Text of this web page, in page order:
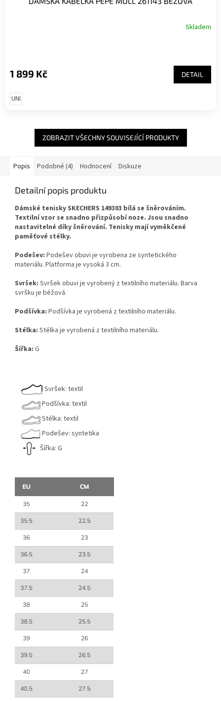
Skladem
1 899 Kč DETAIL
UNI
ZOBRAZIT VŠECHNY SOUVISEJÍCÍ PRODUKTY
Popis Podobné (4) Hodnocení Diskuze
Detailní popis produktu
Dámské tenisky SKECHERS 149303 bílá se šněrováním.
Textilní vzor se snadno přizpůsobí noze. Jsou snadno
nastavitelné díky šněrování. Tenisky mají vyměkčené
paměťové stélky.
Podešev: Podešev obuvi je vyrobena ze syntetického
materiálu. Platforma je vysoká 3 cm.
Svršek: Svršek obuvi je vyrobený z textilního materiálu. Barva
svršku je béžová.
Podšívka: Podšívka je vyrobená z textilního materiálu.
Stélka: Stélka je vyrobená z textilního materiálu.
Šířka: G
Svršek: textil
Podšívka: textil
Stélka: textil
Podešev: syntetika
Šířka: G